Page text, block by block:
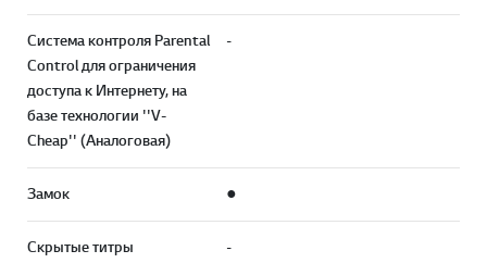
Система контроля Parental
Control для ограничения
доступа к Интернету, на
базе технологии ''V-
Cheap'' (Aналоговая)
-
Замок ●
Скрытые титры -